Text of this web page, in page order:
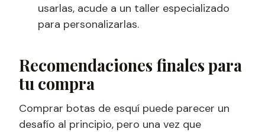
usarlas, acude a un taller especializado
para personalizarlas.
Recomendaciones finales para
tu compra
Comprar botas de esquí puede parecer un
desafío al principio, pero una vez que